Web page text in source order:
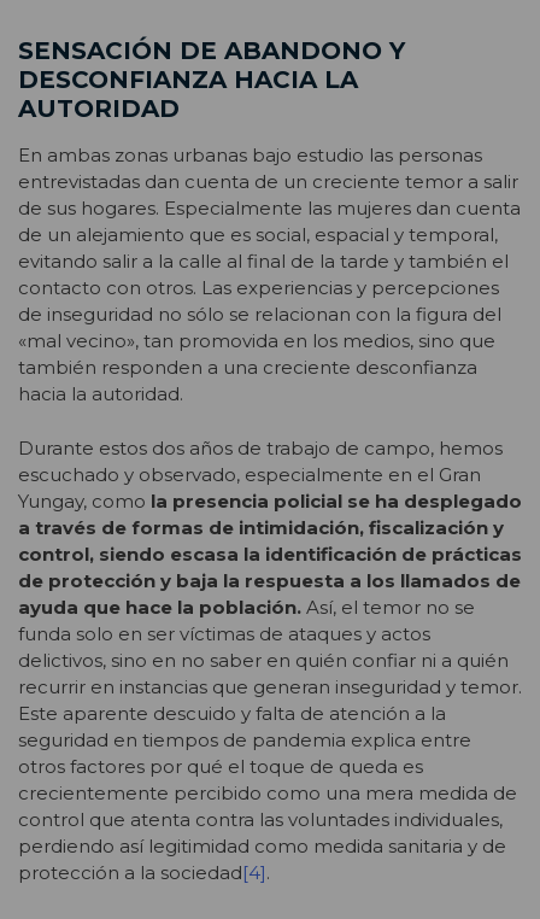
SENSACIÓN DE ABANDONO Y
DESCONFIANZA HACIA LA
AUTORIDAD
En ambas zonas urbanas bajo estudio las personas
entrevistadas dan cuenta de un creciente temor a salir
de sus hogares. Especialmente las mujeres dan cuenta
de un alejamiento que es social, espacial y temporal,
evitando salir a la calle al final de la tarde y también el
contacto con otros. Las experiencias y percepciones
de inseguridad no sólo se relacionan con la figura del
«mal vecino», tan promovida en los medios, sino que
también responden a una creciente desconfianza
hacia la autoridad.
Durante estos dos años de trabajo de campo, hemos
escuchado y observado, especialmente en el Gran
Yungay, como la presencia policial se ha desplegado
a través de formas de intimidación, fiscalización y
control, siendo escasa la identificación de prácticas
de protección y baja la respuesta a los llamados de
ayuda que hace la población. Así, el temor no se
funda solo en ser víctimas de ataques y actos
delictivos, sino en no saber en quién confiar ni a quién
recurrir en instancias que generan inseguridad y temor.
Este aparente descuido y falta de atención a la
seguridad en tiempos de pandemia explica entre
otros factores por qué el toque de queda es
crecientemente percibido como una mera medida de
control que atenta contra las voluntades individuales,
perdiendo así legitimidad como medida sanitaria y de
protección a la sociedad[4].